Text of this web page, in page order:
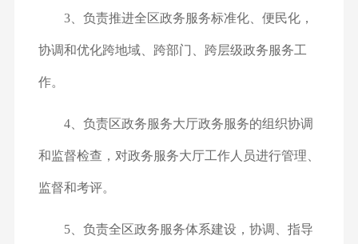
3、负责推进全区政务服务标准化、便民化，
协调和优化跨地域、跨部门、跨层级政务服务工
作。
4、负责区政务服务大厅政务服务的组织协调
和监督检查，对政务服务大厅工作人员进行管理、
监督和考评。
5、负责全区政务服务体系建设，协调、指导